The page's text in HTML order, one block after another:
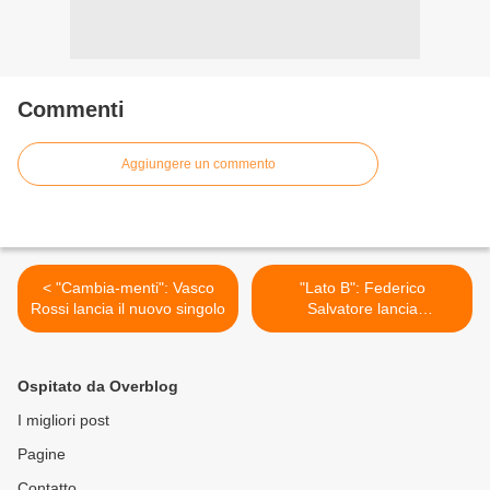
Commenti
Aggiungere un commento
< "Cambia-menti": Vasco
Rossi lancia il nuovo singolo
"Lato B": Federico
Salvatore lancia
"Pulcin'Hell" >
Ospitato da Overblog
I migliori post
Pagine